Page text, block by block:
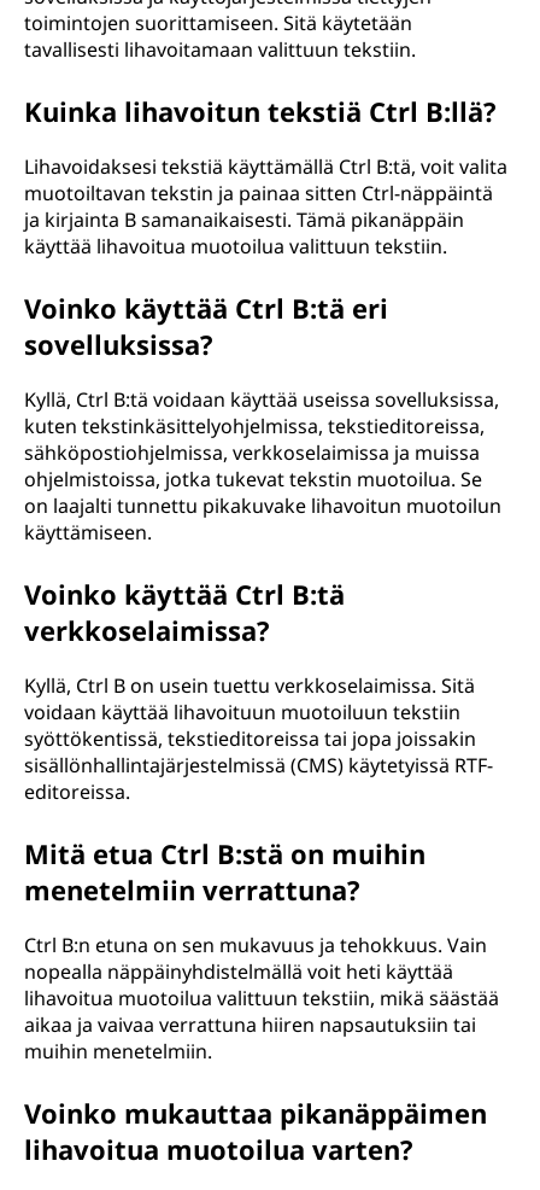
toimintojen suorittamiseen. Sitä käytetään
tavallisesti lihavoitamaan valittuun tekstiin.
Kuinka lihavoitun tekstiä Ctrl B:llä?
Lihavoidaksesi tekstiä käyttämällä Ctrl B:tä, voit valita
muotoiltavan tekstin ja painaa sitten Ctrl-näppäintä
ja kirjainta B samanaikaisesti. Tämä pikanäppäin
käyttää lihavoitua muotoilua valittuun tekstiin.
Voinko käyttää Ctrl B:tä eri
sovelluksissa?
Kyllä, Ctrl B:tä voidaan käyttää useissa sovelluksissa,
kuten tekstinkäsittelyohjelmissa, tekstieditoreissa,
sähköpostiohjelmissa, verkkoselaimissa ja muissa
ohjelmistoissa, jotka tukevat tekstin muotoilua. Se
on laajalti tunnettu pikakuvake lihavoitun muotoilun
käyttämiseen.
Voinko käyttää Ctrl B:tä
verkkoselaimissa?
Kyllä, Ctrl B on usein tuettu verkkoselaimissa. Sitä
voidaan käyttää lihavoituun muotoiluun tekstiin
syöttökentissä, tekstieditoreissa tai jopa joissakin
sisällönhallintajärjestelmissä (CMS) käytetyissä RTF-
editoreissa.
Mitä etua Ctrl B:stä on muihin
menetelmiin verrattuna?
Ctrl B:n etuna on sen mukavuus ja tehokkuus. Vain
nopealla näppäinyhdistelmällä voit heti käyttää
lihavoitua muotoilua valittuun tekstiin, mikä säästää
aikaa ja vaivaa verrattuna hiiren napsautuksiin tai
muihin menetelmiin.
Voinko mukauttaa pikanäppäimen
lihavoitua muotoilua varten?